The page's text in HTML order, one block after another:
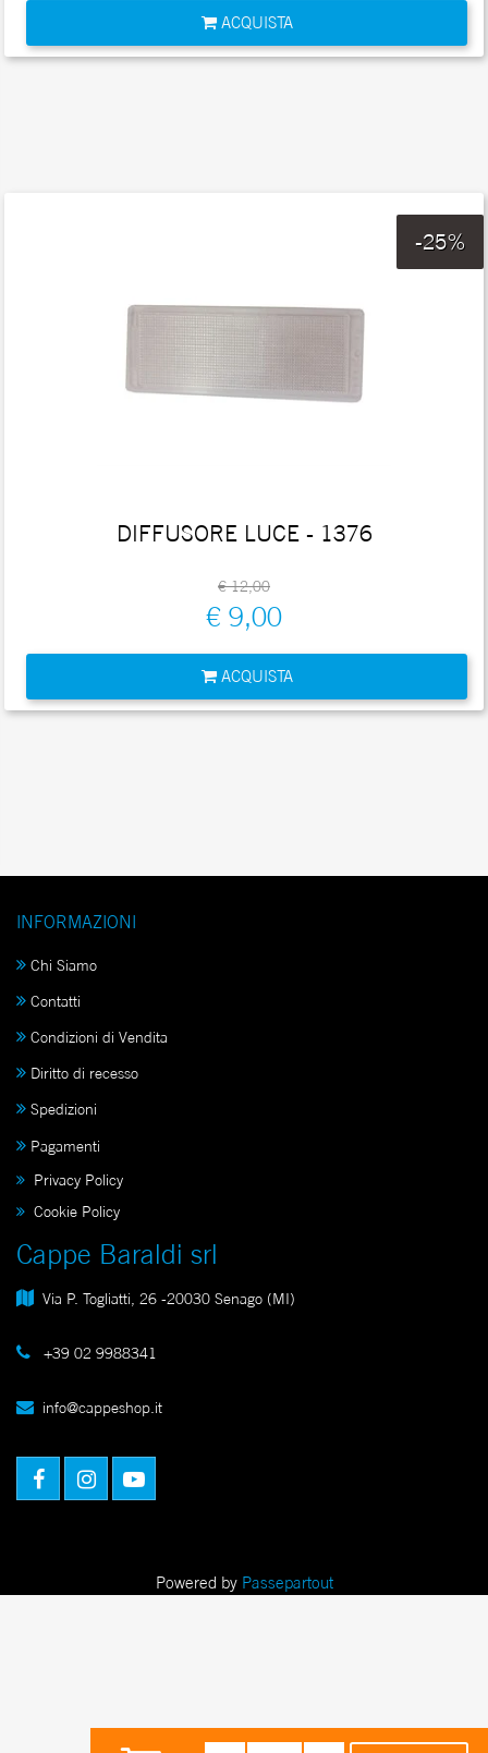
ACQUISTA
-25%
DIFFUSORE LUCE - 1376
€ 12,00
€ 9,00
ACQUISTA
INFORMAZIONI
Chi Siamo
Contatti
Condizioni di Vendita
Diritto di recesso
Spedizioni
Pagamenti
Privacy Policy
Cookie Policy
Cappe Baraldi srl
Via P. Togliatti, 26 -20030 Senago (MI)
+39 02 9988341
info@cappeshop.it
Facebook
Powered by Passepartout